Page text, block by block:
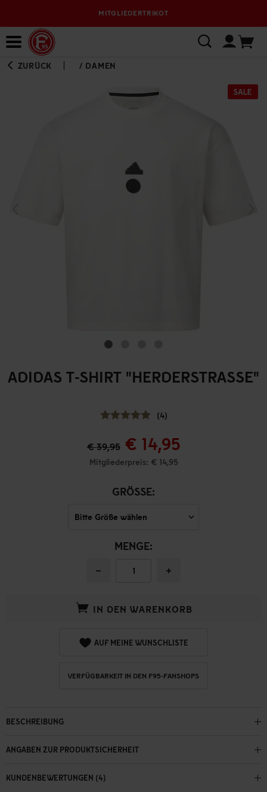
MITGLIEDERTRIKOT
ZURÜCK / DAMEN
ADIDAS T-SHIRT "HERDERSTRASSE"
(4)
€ 39,95 € 14,95
Mitgliederpreis: € 14,95
GRÖSSE:
MENGE:
− +
IN DEN WARENKORB
AUF MEINE WUNSCHLISTE
VERFÜGBARKEIT IN DEN F95-FANSHOPS
BESCHREIBUNG
ANGABEN ZUR PRODUKTSICHERHEIT
KUNDENBEWERTUNGEN (4)